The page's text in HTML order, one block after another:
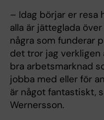
– Idag börjar er resa
alla är jätteglada
några som funderar
det tror jag verkligen
bra arbetsmarknad
jobba med eller för
är något fantastiskt,
Wernersson.